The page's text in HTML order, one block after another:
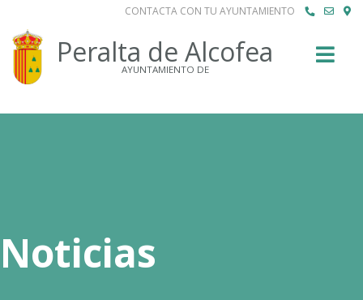
CONTACTA CON TU AYUNTAMIENTO
Peralta de Alcofea
AYUNTAMIENTO DE
Noticias